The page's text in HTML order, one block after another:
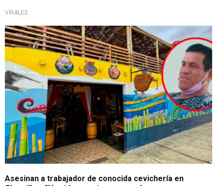
VIRALES
Inseguridad en Chorrillos
Asesinan a trabajador de conocida cevichería en